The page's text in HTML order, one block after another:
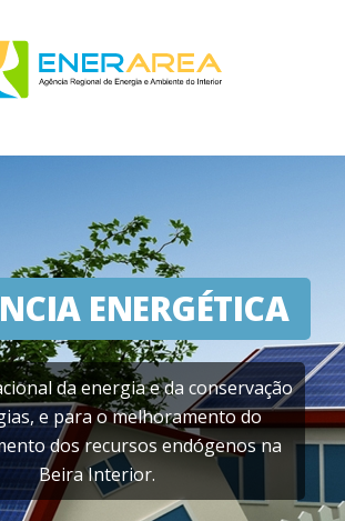
ENERGÉTICA
da energia e da conservação
e para o melhoramento do
dos recursos endógenos na
Beira Interior.